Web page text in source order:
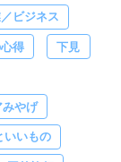
ビジネス
得 下見
みやげ
いいもの